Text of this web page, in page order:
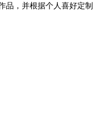
品，并根据个人喜好定制